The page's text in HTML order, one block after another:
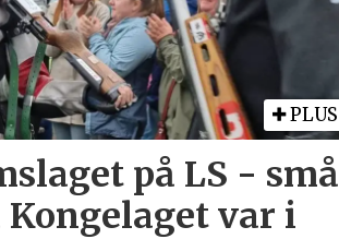
PLUS
på LS - små
var i